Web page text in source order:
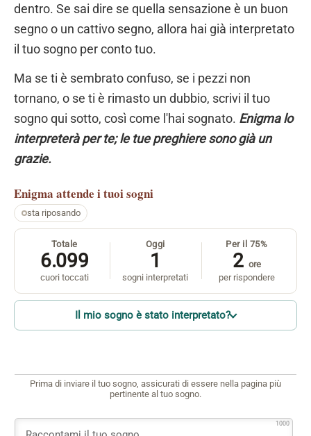
dentro. Se sai dire se quella sensazione è un buon
segno o un cattivo segno, allora hai già interpretato
il tuo sogno per conto tuo.
Ma se ti è sembrato confuso, se i pezzi non
tornano, o se ti è rimasto un dubbio, scrivi il tuo
sogno qui sotto, così come l'hai sognato. Enigma lo
interpreterà per te; le tue preghiere sono già un
grazie.
Enigma attende i tuoi sogni
sta riposando
Totale
6.099
cuori toccati
Oggi
1
sogni interpretati
Per il 75%
2 ore
per rispondere
Il mio sogno è stato interpretato?
Prima di inviare il tuo sogno, assicurati di essere nella pagina più
pertinente al tuo sogno.
1000